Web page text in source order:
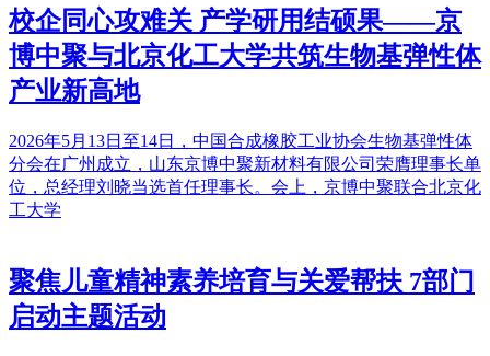
校企同心攻难关 产学研用结硕果——京
博中聚与北京化工大学共筑生物基弹性体
产业新高地
2026年5月13日至14日，中国合成橡胶工业协会生物基弹性体
分会在广州成立，山东京博中聚新材料有限公司荣膺理事长单
位，总经理刘晓当选首任理事长。会上，京博中聚联合北京化
工大学
聚焦儿童精神素养培育与关爱帮扶 7部门
启动主题活动